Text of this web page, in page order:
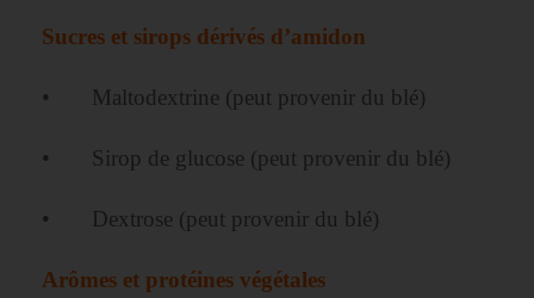
Sucres et sirops dérivés d’amidon
• Maltodextrine (peut provenir du blé)
• Sirop de glucose (peut provenir du blé)
• Dextrose (peut provenir du blé)
Arômes et protéines végétales